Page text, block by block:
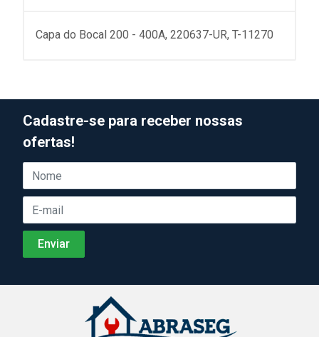
Capa do Bocal 200 - 400A, 220637-UR, T-11270
Cadastre-se para receber nossas
ofertas!